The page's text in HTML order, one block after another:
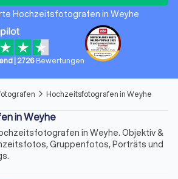
Hochzeitsfotografen in Weyhe
2726Bewertungen
arrow_forward_ios Hochzeitsfotografen in Weyhe
in Weyhe
in Weyhe. Objektiv &
Gruppenfotos, Porträts und